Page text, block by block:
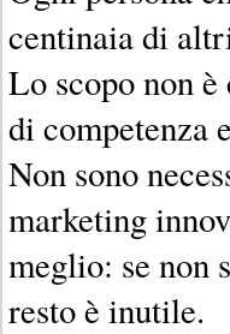
centinaia di
Lo scopo non è
di competenza
Non sono
marketing
meglio: se non
resto è inutile.